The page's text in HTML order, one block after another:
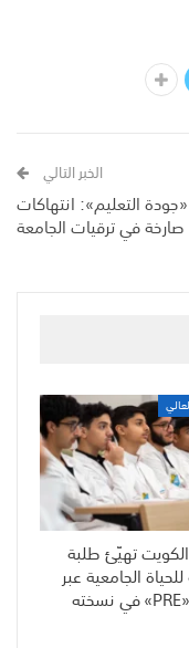
الخبر التالي
«جودة التعليم»: انتهاكات
صارخة في ترقيات الجامعة
تهيّئ طلبة
للحياة الجامعية عبر
برنامج «PRE» في نسخته